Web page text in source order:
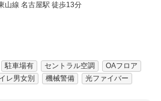
山線 名古屋駅 徒歩13分
駐車場有 セントラル空調
OAフロア
レ男女別 機械警備 光ファイバー